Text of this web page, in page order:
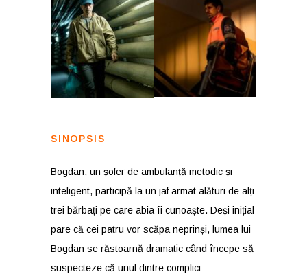
SINOPSIS
Bogdan, un șofer de ambulanță metodic și
inteligent, participă la un jaf armat alături de alți
trei bărbați pe care abia îi cunoaște. Deși inițial
pare că cei patru vor scăpa neprinși, lumea lui
Bogdan se răstoarnă dramatic când începe să
suspecteze că unul dintre complici